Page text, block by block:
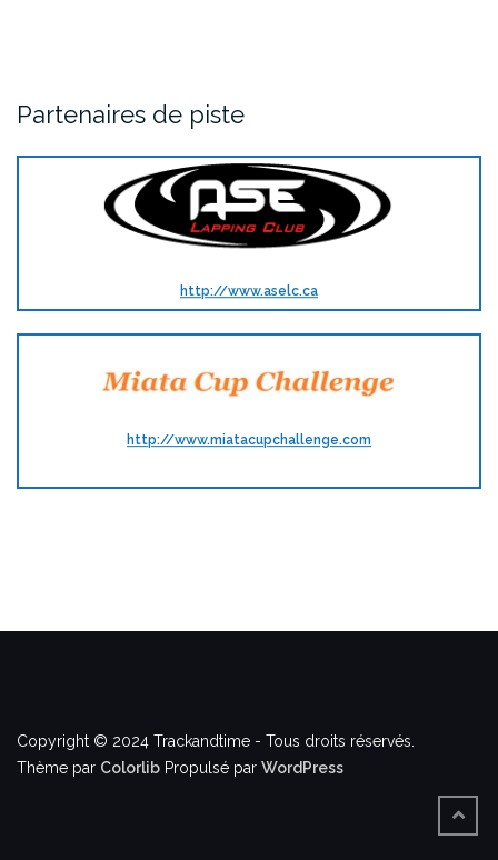
Partenaires de piste
http://www.aselc.ca
http://www.miatacupchallenge.com
Copyright © 2024 Trackandtime - Tous droits réservés.
Thème par Colorlib Propulsé par WordPress